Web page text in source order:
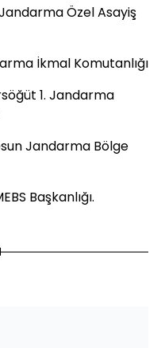
Özel Asayiş
İkmal Komutanlığı
1. Jandarma
Jandarma Bölge
Başkanlığı.